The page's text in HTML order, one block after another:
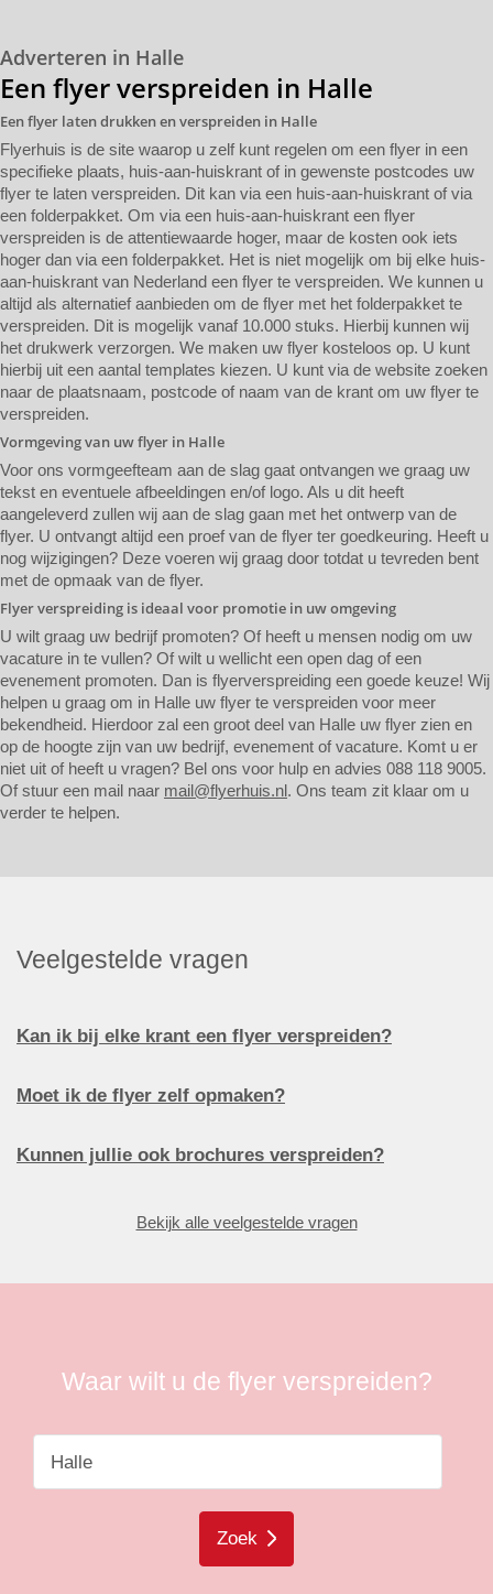
Adverteren in Halle
Een flyer verspreiden in Halle
Een flyer laten drukken en verspreiden in Halle
Flyerhuis is de site waarop u zelf kunt regelen om een flyer in een
specifieke plaats, huis-aan-huiskrant of in gewenste postcodes uw
flyer te laten verspreiden. Dit kan via een huis-aan-huiskrant of via
een folderpakket. Om via een huis-aan-huiskrant een flyer
verspreiden is de attentiewaarde hoger, maar de kosten ook iets
hoger dan via een folderpakket. Het is niet mogelijk om bij elke huis-
aan-huiskrant van Nederland een flyer te verspreiden. We kunnen u
altijd als alternatief aanbieden om de flyer met het folderpakket te
verspreiden. Dit is mogelijk vanaf 10.000 stuks. Hierbij kunnen wij
het drukwerk verzorgen. We maken uw flyer kosteloos op. U kunt
hierbij uit een aantal templates kiezen. U kunt via de website zoeken
naar de plaatsnaam, postcode of naam van de krant om uw flyer te
verspreiden.
Vormgeving van uw flyer in Halle
Voor ons vormgeefteam aan de slag gaat ontvangen we graag uw
tekst en eventuele afbeeldingen en/of logo. Als u dit heeft
aangeleverd zullen wij aan de slag gaan met het ontwerp van de
flyer. U ontvangt altijd een proef van de flyer ter goedkeuring. Heeft u
nog wijzigingen? Deze voeren wij graag door totdat u tevreden bent
met de opmaak van de flyer.
Flyer verspreiding is ideaal voor promotie in uw omgeving
U wilt graag uw bedrijf promoten? Of heeft u mensen nodig om uw
vacature in te vullen? Of wilt u wellicht een open dag of een
evenement promoten. Dan is flyerverspreiding een goede keuze! Wij
helpen u graag om in Halle uw flyer te verspreiden voor meer
bekendheid. Hierdoor zal een groot deel van Halle uw flyer zien en
op de hoogte zijn van uw bedrijf, evenement of vacature. Komt u er
niet uit of heeft u vragen? Bel ons voor hulp en advies 088 118 9005.
Of stuur een mail naar mail@flyerhuis.nl. Ons team zit klaar om u
verder te helpen.
Veelgestelde vragen
Kan ik bij elke krant een flyer verspreiden?
Moet ik de flyer zelf opmaken?
Kunnen jullie ook brochures verspreiden?
Bekijk alle veelgestelde vragen
Waar wilt u de flyer verspreiden?
Zoek